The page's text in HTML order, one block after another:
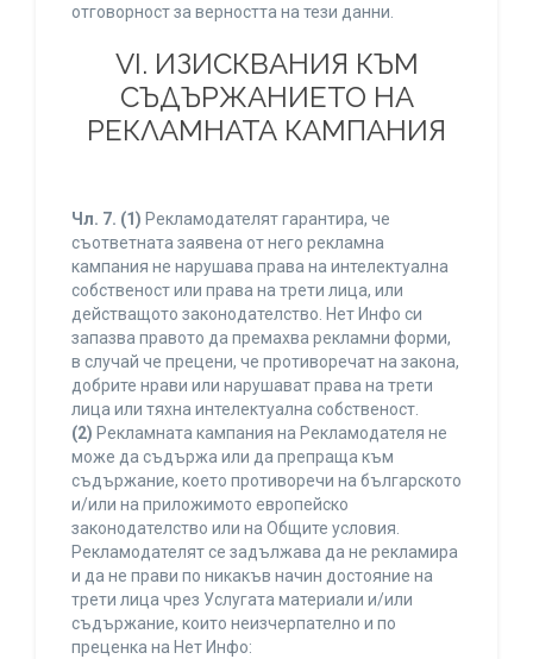
отговорност за верността на тези данни.
VI. ИЗИСКВАНИЯ КЪМ
СЪДЪРЖАНИЕТО НА
РЕКЛАМНАТА КАМПАНИЯ
Чл. 7. (1) Рекламодателят гарантира, че
съответната заявена от него рекламна
кампания не нарушава права на интелектуална
собственост или права на трети лица, или
действащото законодателство. Нет Инфо си
запазва правото да премахва рекламни форми,
в случай че прецени, че противоречат на закона,
добрите нрави или нарушават права на трети
лица или тяхна интелектуална собственост.
(2) Рекламната кампания на Рекламодателя не
може да съдържа или да препраща към
съдържание, което противоречи на българското
и/или на приложимото европейско
законодателство или на Общите условия.
Рекламодателят се задължава да не рекламира
и да не прави по никакъв начин достояние на
трети лица чрез Услугата материали и/или
съдържание, които неизчерпателно и по
преценка на Нет Инфо: